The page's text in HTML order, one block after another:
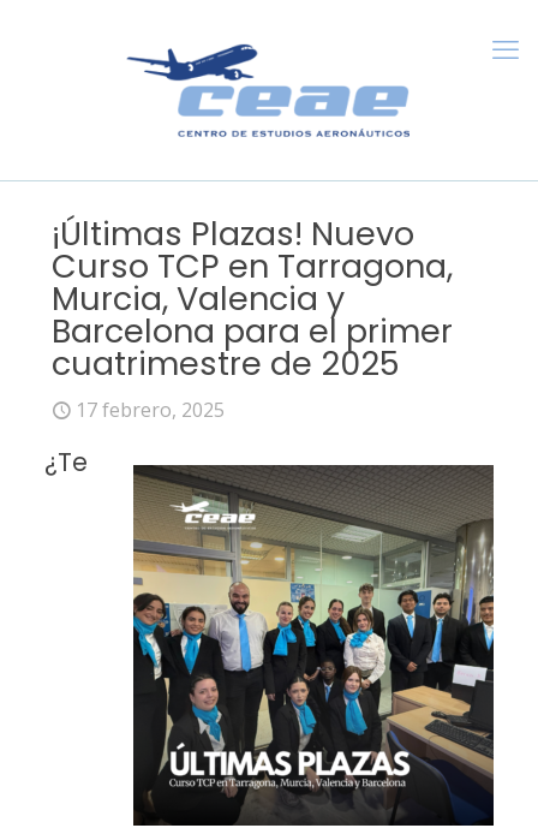
¡Últimas Plazas! Nuevo
Curso TCP en Tarragona,
Murcia, Valencia y
Barcelona para el primer
cuatrimestre de 2025
17 febrero, 2025
¿Te